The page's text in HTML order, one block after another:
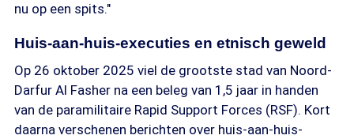
nu op een spits."
Huis-aan-huis-executies en etnisch geweld
Op 26 oktober 2025 viel de grootste stad van Noord-
Darfur Al Fasher na een beleg van 1,5 jaar in handen
van de paramilitaire Rapid Support Forces (RSF). Kort
daarna verschenen berichten over huis-aan-huis-